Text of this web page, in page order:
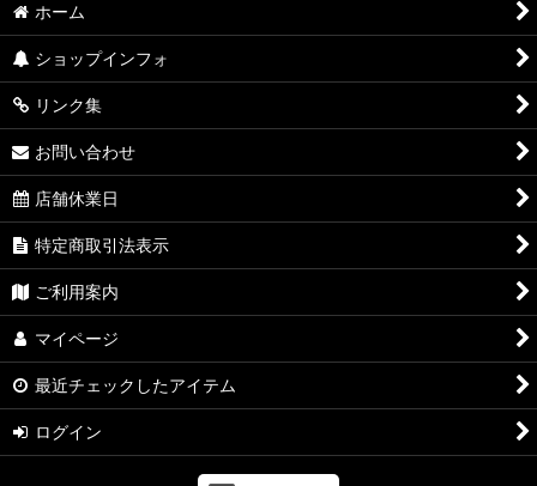
BOOKS
ホーム
ショップインフォ
リンク集
お問い合わせ
店舗休業日
特定商取引法表示
ご利用案内
マイページ
最近チェックしたアイテム
ログイン